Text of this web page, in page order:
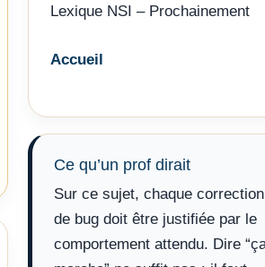
Lexique NSI – Prochainement
Accueil
Ce qu’un prof dirait
Sur ce sujet, chaque correction
de bug doit être justifiée par le
comportement attendu. Dire